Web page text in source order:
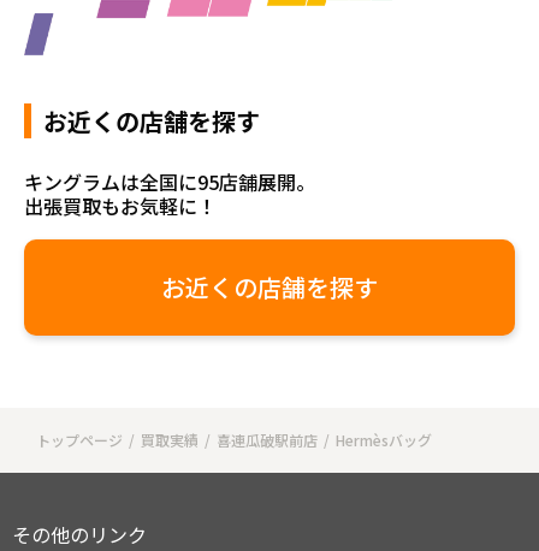
お近くの店舗を探す
キングラムは全国に95店舗展開。
出張買取もお気軽に！
お近くの店舗を探す
トップページ 買取実績 喜連瓜破駅前店 Hermèsバッグ
その他のリンク